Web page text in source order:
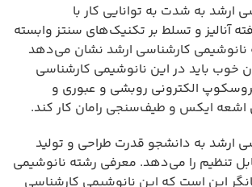
ارشد به شدت به توانایی کار با
آنالیز و تسلط بر تکنیک‌های سنتز وابسته
کارشناسی ارشد نشان می‌دهد
خوب باید در این نانوشیمی کارشناسی
الکترونی روبشی و عبوری و
ایکس و طیف‌سنجی رامان کار کند.
ارشد به دانشجو قدرت طراحی و تولید
تنظیم را می‌دهد. معرفی رشته نانوشیمی
این است که این نانوشیمی کارشناسی